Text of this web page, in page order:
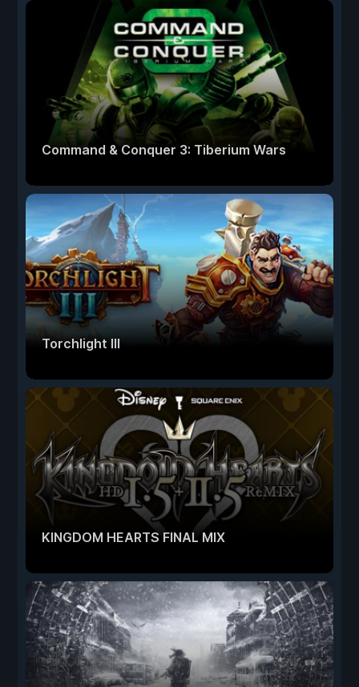
Command & Conquer 3: Tiberium Wars
Torchlight III
KINGDOM HEARTS FINAL MIX